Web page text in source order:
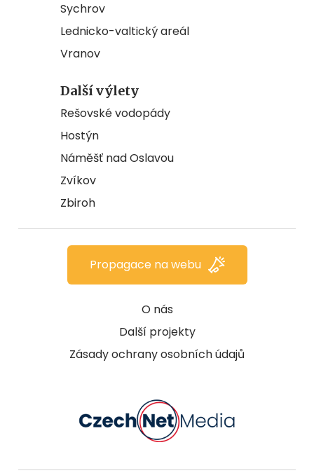
Sychrov
Lednicko-valtický areál
Vranov
Další výlety
Rešovské vodopády
Hostýn
Náměšť nad Oslavou
Zvíkov
Zbiroh
O nás
Další projekty
Zásady ochrany osobních údajů
Propagace na webu